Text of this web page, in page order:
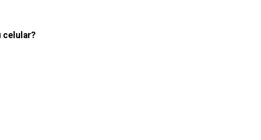
celular?